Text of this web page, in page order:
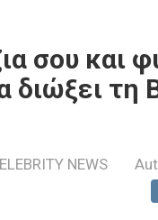
σου και
διώξει τη
NEWS